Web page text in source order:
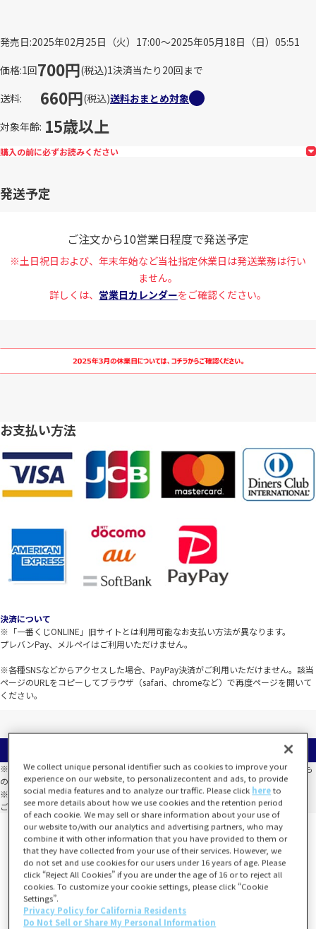
発売日 2025年02月25日（火）17:00～2025年05月18日（日）05:51
価格 1回700円(税込)1決済当たり20回まで
送料
660円(税込)送料おまとめ対象
対象年齢 15歳以上
購入の前に必ずお読みください
発送予定
ご注文から10営業日程度で発送予定
※土日祝日および、年末年始など当社指定休業日は発送業務は行い
ません。
詳しくは、 営業日カレンダーをご確認ください。
お支払い方法
決済について
※「一番くじONLINE」旧サイトとは利用可能なお支払い方法が異なります。
プレバンPay、メルペイはご利用いただけません。
※各種SNSなどからアクセスした場合、PayPay決済がご利用いただけません。該当
ページのURLをコピーしてブラウザ（safari、chromeなど）で再度ページを開いて
ください。
※選べない等賞は、同一のくじ箱において必ずしも全種類が揃うことを保証するも
のではありません。
※全種類数以上の数量が当たった場合でも、全種類が揃わないこともございます。
ご了承のうえお買い求めください。
We collect unique personal identifier such as cookies to improve your
experience on our website, to personalizecontent and ads, to provide
social media features and to analyze our traffic. Please click hereto
see more details about how we use cookies and the retention period
of each cookie. We may sell or share information about your use of
our website to/with our analytics and advertising partners, who may
combine it with other information that you have provided to them or
that they have collected from your use of their services. However, we
do not set and use cookies for our users under 16 years of age. Please
click “Reject All Cookies” if you are under the age of 16 or to reject all
cookies. To customize your cookie settings, please click “Cookie
Settings”.
Privacy Policy for California Residents
Do Not Sell or Share My Personal Information